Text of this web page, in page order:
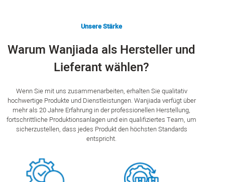
Unsere Stärke
Warum Wanjiada als Hersteller und
Lieferant wählen?
Wenn Sie mit uns zusammenarbeiten, erhalten Sie qualitativ
hochwertige Produkte und Dienstleistungen. Wanjiada verfügt über
mehr als 20 Jahre Erfahrung in der professionellen Herstellung,
fortschrittliche Produktionsanlagen und ein qualifiziertes Team, um
sicherzustellen, dass jedes Produkt den höchsten Standards
entspricht.